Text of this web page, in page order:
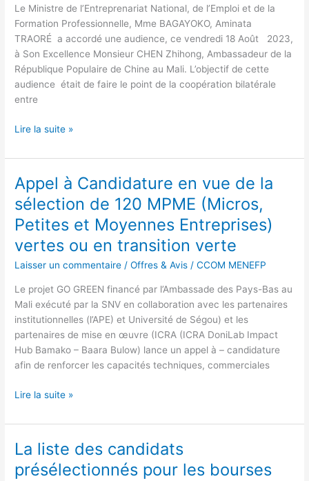
Le Ministre de l’Entreprenariat National, de l’Emploi et de la
Formation Professionnelle, Mme BAGAYOKO, Aminata
TRAORÉ a accordé une audience, ce vendredi 18 Août 2023,
à Son Excellence Monsieur CHEN Zhihong, Ambassadeur de la
République Populaire de Chine au Mali. L’objectif de cette
audience était de faire le point de la coopération bilatérale
entre
la
chine
reçu
par
madame
le
ministre
Aminata
Lire la suite »
Appel à Candidature en vue de la
sélection de 120 MPME (Micros,
Petites et Moyennes Entreprises)
vertes ou en transition verte
Laisser un commentaire /Offres & Avis /CCOM MENEFP
Le projet GO GREEN financé par l’Ambassade des Pays-Bas au
Mali exécuté par la SNV en collaboration avec les partenaires
institutionnelles (l’APE) et Université de Ségou) et les
partenaires de mise en œuvre (ICRA (ICRA DoniLab Impact
Hub Bamako – Baara Bulow) lance un appel à – candidature
afin de renforcer les capacités techniques, commerciales
Appel
Candidature
en
vue
la
sélection
de
120
MPME
(Micros,
Petites
Moyennes
vertes
en
transition
Lire la suite »
La liste des candidats
présélectionnés pour les bourses
La
des